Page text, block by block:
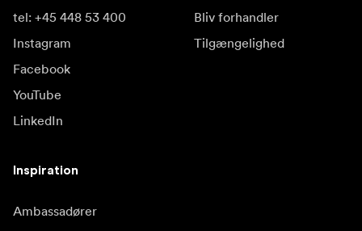
tel: +45 448 53 400
Instagram
Facebook
YouTube
LinkedIn
Bliv forhandler
Tilgængelighed
Inspiration
Ambassadører